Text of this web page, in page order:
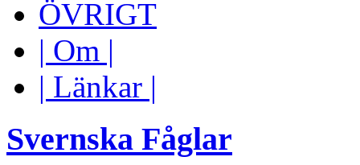
ÖVRIGT
| Om |
| Länkar |
Svernska Fåglar